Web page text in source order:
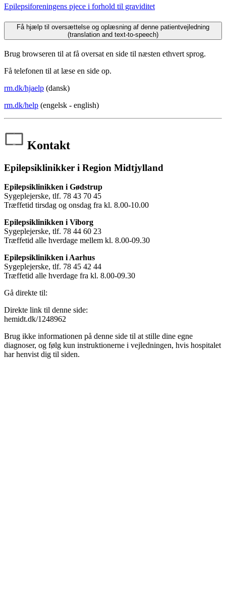
Epilepsiforeningens pjece i forhold til graviditet
Få hjælp til oversættelse og oplæsning af denne patientvejledning
(translation and text-to-speech)
Brug browseren til at få oversat en side til næsten ethvert sprog.
Få telefonen til at læse en side op.
rm.dk/hjaelp (dansk)
rm.dk/help (engelsk - english)
Kontakt
Epilepsiklinikker i Region Midtjylland
Epilepsiklinikken i Gødstrup
Sygeplejerske, tlf. 78 43 70 45
Træffetid tirsdag og onsdag fra kl. 8.00-10.00
Epilepsiklinikken i Viborg
Sygeplejerske, tlf. 78 44 60 23
Træffetid alle hverdage mellem kl. 8.00-09.30
Epilepsiklinikken i Aarhus
Sygeplejerske, tlf. 78 45 42 44
Træffetid alle hverdage fra kl. 8.00-09.30
Gå direkte til:
Direkte link til denne side:
hemidt.dk/1248962
Brug ikke informationen på denne side til at stille dine egne
diagnoser, og følg kun instruktionerne i vejledningen, hvis hospitalet
har henvist dig til siden.